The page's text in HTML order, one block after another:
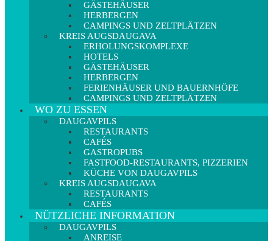
GÄSTEHÄUSER
HERBERGEN
CAMPINGS UND ZELTPLÄTZEN
KREIS AUGSDAUGAVA
ERHOLUNGSKOMPLEXE
HOTELS
GÄSTEHÄUSER
HERBERGEN
FERIENHÄUSER UND BAUERNHÖFE
CAMPINGS UND ZELTPLÄTZEN
WO ZU ESSEN
DAUGAVPILS
RESTAURANTS
CAFÉS
GASTROPUBS
FASTFOOD-RESTAURANTS, PIZZERIEN
KÜCHE VON DAUGAVPILS
KREIS AUGSDAUGAVA
RESTAURANTS
CAFÉS
NÜTZLICHE INFORMATION
DAUGAVPILS
ANREISE